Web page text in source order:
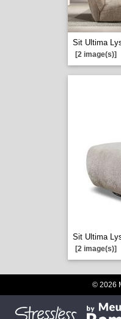
Sit Ultima
[2 image(s)]
Sit Ultima
[2 image(s)]
© 2026